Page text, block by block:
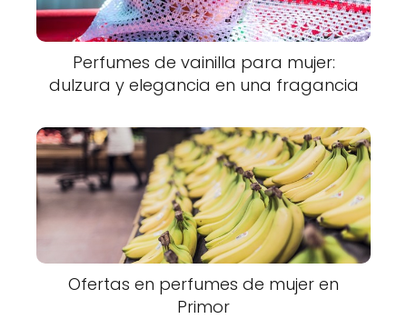
Perfumes de vainilla para mujer:
dulzura y elegancia en una fragancia
Ofertas en perfumes de mujer en
Primor